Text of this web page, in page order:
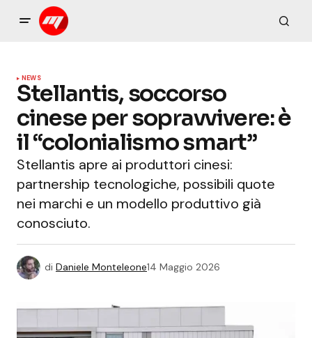
NEWS
Stellantis, soccorso
cinese per sopravvivere: è
il “colonialismo smart”
Stellantis apre ai produttori cinesi:
partnership tecnologiche, possibili quote
nei marchi e un modello produttivo già
conosciuto.
di Daniele Monteleone14 Maggio 2026